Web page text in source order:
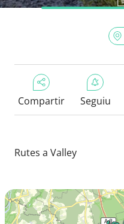
Compartir Seguiu
Rutes a Valley